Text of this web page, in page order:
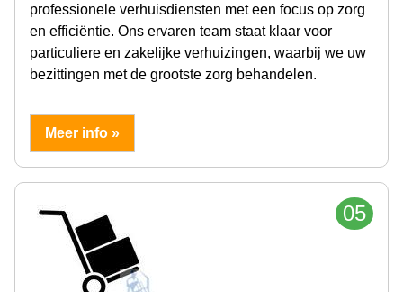
professionele verhuisdiensten met een focus op zorg
en efficiëntie. Ons ervaren team staat klaar voor
particuliere en zakelijke verhuizingen, waarbij we uw
bezittingen met de grootste zorg behandelen.
Meer info »
05